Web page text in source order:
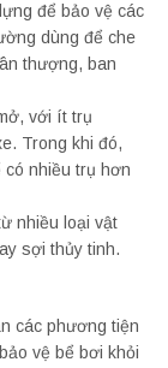
để bảo vệ các
dùng để che
thượng, ban
với ít trụ
Trong khi đó,
có nhiều trụ hơn
nhiều loại vật
sợi thủy tinh.
các phương tiện
vệ bể bơi khỏi